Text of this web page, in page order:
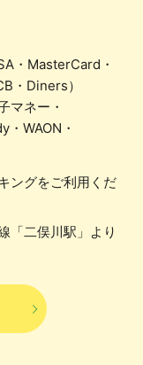
・MasterCard・
・Diners）
マネー・
・WAON・
ングをご利用くだ
「二俣川駅」より